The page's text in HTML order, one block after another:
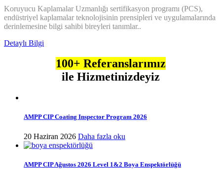
Koruyucu Kaplamalar Uzmanlığı sertifikasyon programı (PCS),
endüstriyel kaplamalar teknolojisinin prensipleri ve uygulamalarında
derinlemesine bilgi sahibi bireyleri tanımlar..
Detaylı Bilgi
100+ Referanslarımız
ile Hizmetinizdeyiz
AMPP CIP Coating Inspector Program 2026
20 Haziran 2026 Daha fazla oku
AMPP CIP Ağustos 2026 Level 1&2 Boya Enspektörlüğü